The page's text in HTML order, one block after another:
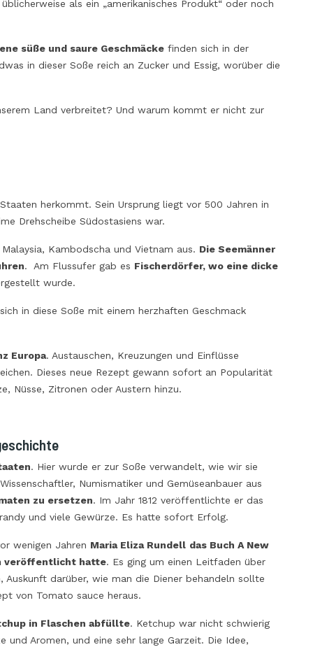
die Käse aus dieser Milchsorte - d.h.
italienische Käse aus Rohmilch - die
einzigen, die eine...
Read more
Du einmal diese
als ein „amerikanisches Produkt“ oder noch
süße und saure Geschmäckefinden sich in der
in dieser Soße reich an Zucker und Essig, worüber die
Land verbreitet? Und warum kommt er nicht zur
herkommt. Sein Ursprung liegt vor 500 Jahren in
Drehscheibe Südostasiens war.
Kambodscha und Vietnam aus. Die Seemänner
. Am Flussufer gab es Fischerdörfer, wo eine dicke
wurde.
in diese Soße mit einem herzhaften Geschmack
Europa. Austauschen, Kreuzungen und Einflüsse
Dieses neue Rezept gewann sofort an Popularität
Nüsse, Zitronen oder Austern hinzu.
. Hier wurde er zur Soße verwandelt, wie wir sie
Numismatiker und Gemüseanbauer aus
zu ersetzen. Im Jahr 1812 veröffentlichte er das
und viele Gewürze. Es hatte sofort Erfolg.
wenigen Jahren Maria Eliza Rundell das Buch A New
veröffentlicht hatte. Es ging um einen Leitfaden über
darüber, wie man die Diener behandeln sollte
von Tomato sauce heraus.
in Flaschen abfüllte. Ketchup war nicht schwierig
Aromen, und eine sehr lange Garzeit. Die Idee,